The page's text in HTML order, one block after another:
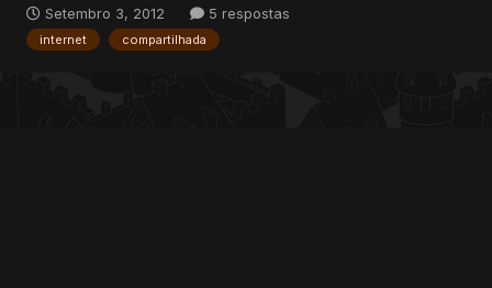
REDE ENTRAR NO OT?RESPOSTAS DESDE JAH!
Setembro 3, 2012 5 respostas
internet compartilhada